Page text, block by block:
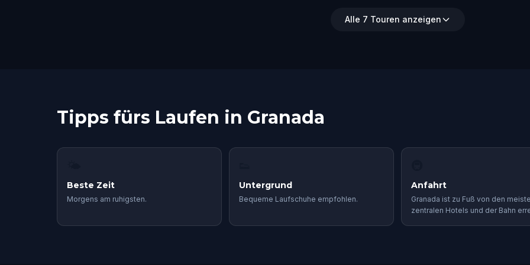
Alle 7 Touren anzeigen
Tipps fürs Laufen in Granada
Beste Zeit
Morgens am ruhigsten.
Untergrund
Bequeme Laufschuhe empfohlen.
Anfahrt
Granada ist zu Fuß von den
zentralen Hotels und der Bahn